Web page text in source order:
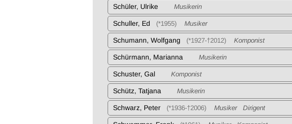
Schüler, Ulrike Musikerin
Schuller, Ed (*1955) Musiker
Schumann, Wolfgang (*1927-†2012) Komponist
Schürmann, Marianna Musikerin
Schuster, Gal Komponist
Schütz, Tatjana Musikerin
Schwarz, Peter (*1936-†2006) Musiker Dirigent